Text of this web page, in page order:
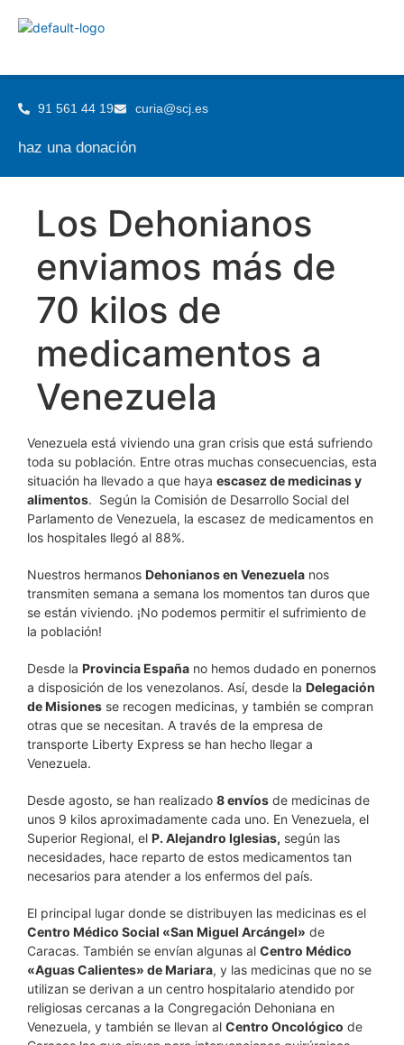
91 561 44 19 curia@scj.es
haz una donación
Los Dehonianos
enviamos más de
70 kilos de
medicamentos a
Venezuela
Venezuela está viviendo una gran crisis que está sufriendo
toda su población. Entre otras muchas consecuencias, esta
situación ha llevado a que haya escasez de medicinas y
alimentos. Según la Comisión de Desarrollo Social del
Parlamento de Venezuela, la escasez de medicamentos en
los hospitales llegó al 88%.
Nuestros hermanos Dehonianos en Venezuela nos
transmiten semana a semana los momentos tan duros que
se están viviendo. ¡No podemos permitir el sufrimiento de
la población!
Desde la Provincia España no hemos dudado en ponernos
a disposición de los venezolanos. Así, desde la Delegación
de Misiones se recogen medicinas, y también se compran
otras que se necesitan. A través de la empresa de
transporte Liberty Express se han hecho llegar a
Venezuela.
Desde agosto, se han realizado 8 envíos de medicinas de
unos 9 kilos aproximadamente cada uno. En Venezuela, el
Superior Regional, el P. Alejandro Iglesias, según las
necesidades, hace reparto de estos medicamentos tan
necesarios para atender a los enfermos del país.
El principal lugar donde se distribuyen las medicinas es el
Centro Médico Social «San Miguel Arcángel» de
Caracas. También se envían algunas al Centro Médico
«Aguas Calientes» de Mariara, y las medicinas que no se
utilizan se derivan a un centro hospitalario atendido por
religiosas cercanas a la Congregación Dehoniana en
Venezuela, y también se llevan al Centro Oncológico de